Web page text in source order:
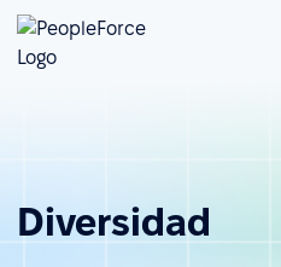
Diversidad